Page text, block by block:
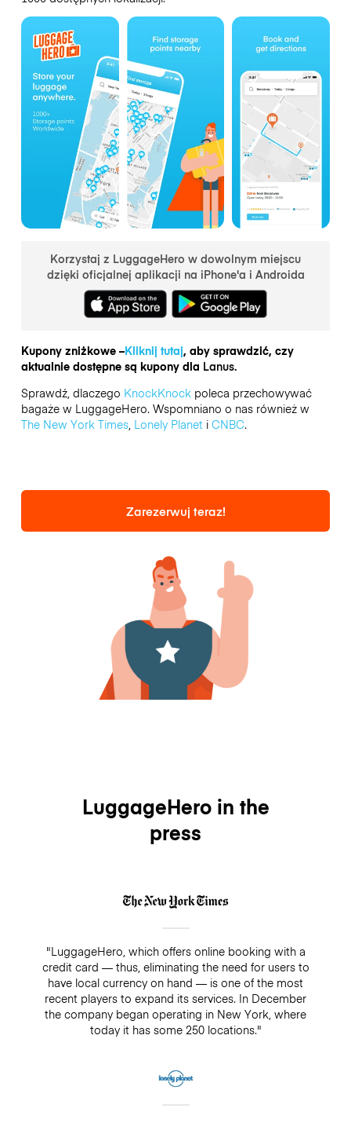
Korzystaj z LuggageHero w dowolnym miejscu
dzięki oficjalnej aplikacji na iPhone'a i Androida
Kupony zniżkowe –Kliknij tutaj, aby sprawdzić, czy
aktualnie dostępne są kupony dla Lanus.
Sprawdź, dlaczego KnockKnockpoleca przechowywać
bagaże w LuggageHero. Wspomniano o nas również w
The New York Times, Lonely Planeti CNBC.
Zarezerwuj teraz!
LuggageHero in the
press
"LuggageHero, which offers online booking with a
credit card — thus, eliminating the need for users to
have local currency on hand — is one of the most
recent players to expand its services. In December
the company began operating in New York, where
today it has some 250 locations."